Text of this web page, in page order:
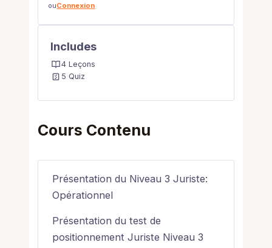
Cours Contenu
Présentation du Niveau 3 Juriste:
Opérationnel
Présentation du test de
positionnement Juriste Niveau 3
ouConnexion
Includes
4 Leçons
5 Quiz